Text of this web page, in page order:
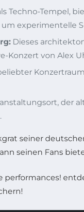
Techno-Tempel,
experimentelle
Dieses
Konzert von Alex
der
seiner
seinen Fans